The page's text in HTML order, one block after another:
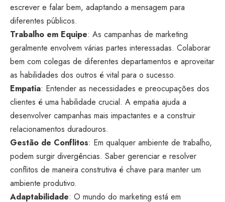
escrever e falar bem, adaptando a mensagem para
diferentes públicos.
Trabalho em Equipe: As campanhas de marketing
geralmente envolvem várias partes interessadas. Colaborar
bem com colegas de diferentes departamentos e aproveitar
as habilidades dos outros é vital para o sucesso.
Empatia: Entender as necessidades e preocupações dos
clientes é uma habilidade crucial. A empatia ajuda a
desenvolver campanhas mais impactantes e a construir
relacionamentos duradouros.
Gestão de Conflitos: Em qualquer ambiente de trabalho,
podem surgir divergências. Saber gerenciar e resolver
conflitos de maneira construtiva é chave para manter um
ambiente produtivo.
Adaptabilidade: O mundo do marketing está em